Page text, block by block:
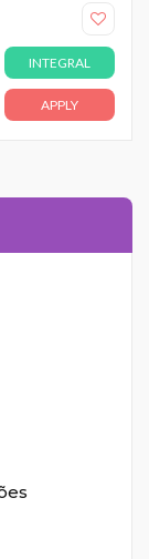
INTEGRAL
APPLY